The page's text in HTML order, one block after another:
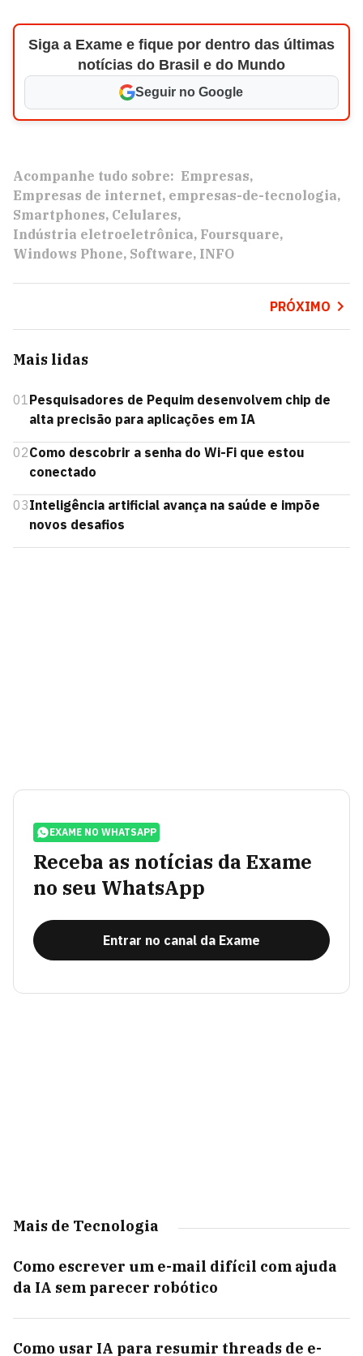
Siga a Exame e fique por dentro das últimas
notícias do Brasil e do Mundo
Seguir no Google
Acompanhe tudo sobre: Empresas
Empresas de internet empresas-de-tecnologia
Smartphones Celulares
Indústria eletroeletrônica Foursquare
Windows Phone Software INFO
PRÓXIMO
Mais lidas
01Pesquisadores de Pequim desenvolvem chip de
alta precisão para aplicações em IA
02Como descobrir a senha do Wi-Fi que estou
conectado
03Inteligência artificial avança na saúde e impõe
novos desafios
EXAME NO WHATSAPP
Receba as notícias da Exame
no seu WhatsApp
Entrar no canal da Exame
Mais de Tecnologia
Como escrever um e-mail difícil com ajuda
da IA sem parecer robótico
Como usar IA para resumir threads de e-